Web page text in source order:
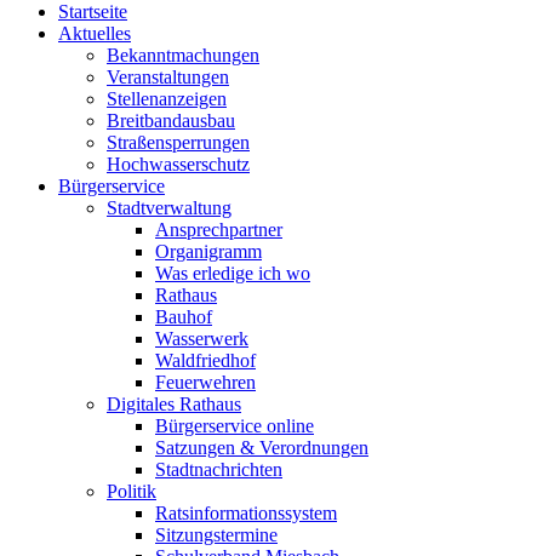
Startseite
Aktuelles
Bekanntmachungen
Veranstaltungen
Stellenanzeigen
Breitbandausbau
Straßensperrungen
Hochwasserschutz
Bürgerservice
Stadtverwaltung
Ansprechpartner
Organigramm
Was erledige ich wo
Rathaus
Bauhof
Wasserwerk
Waldfriedhof
Feuerwehren
Digitales Rathaus
Bürgerservice online
Satzungen & Verordnungen
Stadtnachrichten
Politik
Ratsinformationssystem
Sitzungstermine